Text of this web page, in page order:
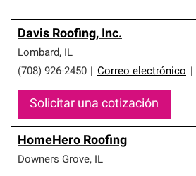
Davis Roofing, Inc.
Lombard, IL
(708) 926-2450
Correo electrónico
Solicitar una cotización
HomeHero Roofing
Downers Grove, IL